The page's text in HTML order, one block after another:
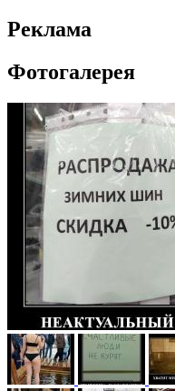
Реклама
Фотогалерея